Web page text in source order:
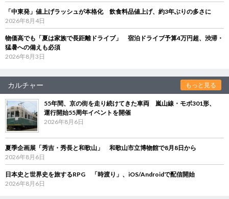
「中東発」値上げラッシュが本格化 飲食料品値上げ、約3年ぶりの多さに
2026年8月4日
物価高でも「夏は家族で長距離ドライブ」 宿泊ドライブ予算4万円超、渋滞・
猛暑への備えも必須
2026年8月3日
カルチャー もっと見る
55年間、京の街を走り続けてきた車両 嵐山線・モボ301形、
運行開始55周年イベントを開催
2026年8月6日
夏季企画展「秀吉・秀長と和歌山」 和歌山市立博物館で8月8日から
2026年8月6日
日本史と世界史を旅するRPG 「時渡り」、iOS/Androidで配信開始
2026年8月6日